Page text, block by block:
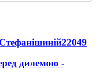
22049
дилемою -